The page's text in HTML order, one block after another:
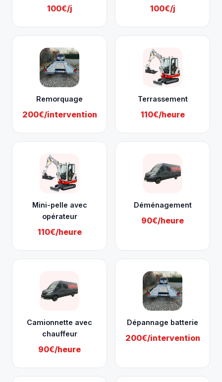
100€/j 100€/j
Remorquage
200€/intervention
Terrassement
110€/heure
Mini-pelle avec
opérateur
110€/heure
Déménagement
90€/heure
Camionnette avec
chauffeur
90€/heure
Dépannage batterie
200€/intervention